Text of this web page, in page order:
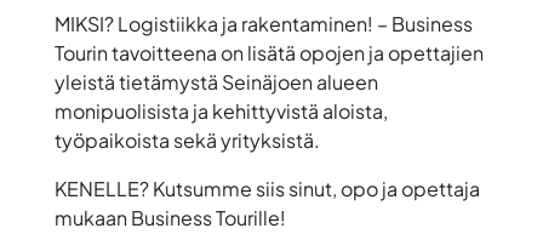
MIKSI? Logistiikka ja rakentaminen! – Business
Tourin tavoitteena on lisätä opojen ja opettajien
yleistä tietämystä Seinäjoen alueen
monipuolisista ja kehittyvistä aloista,
työpaikoista sekä yrityksistä.
KENELLE? Kutsumme siis sinut, opo ja opettaja
mukaan Business Tourille!